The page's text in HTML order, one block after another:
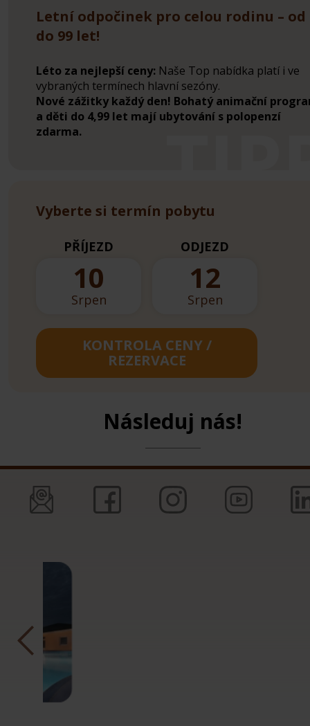
Letní odpočinek pro celou rodinu – od
do 99 let!
Léto za nejlepší ceny: Naše Top nabídka platí i ve
vybraných termínech hlavní sezóny.
Nové zážitky každý den! Bohatý animační
a děti do 4,99 let mají ubytování s polopenzí
zdarma.
Vyberte si termín pobytu
PŘÍJEZD
10
Srpen
ODJEZD
12
Srpen
KONTROLA CENY /
REZERVACE
Následuj nás!